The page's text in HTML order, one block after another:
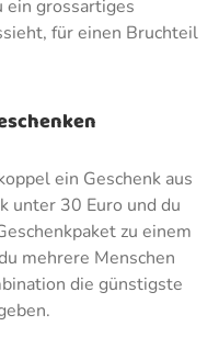
ein grossartiges
für einen Bruchteil
ein Geschenk aus
unter 30 Euro und du
zu einem
mehrere Menschen
die günstigste